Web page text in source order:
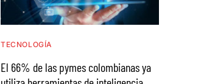
TECNOLOGÍA
El 66% de las pymes colombianas ya